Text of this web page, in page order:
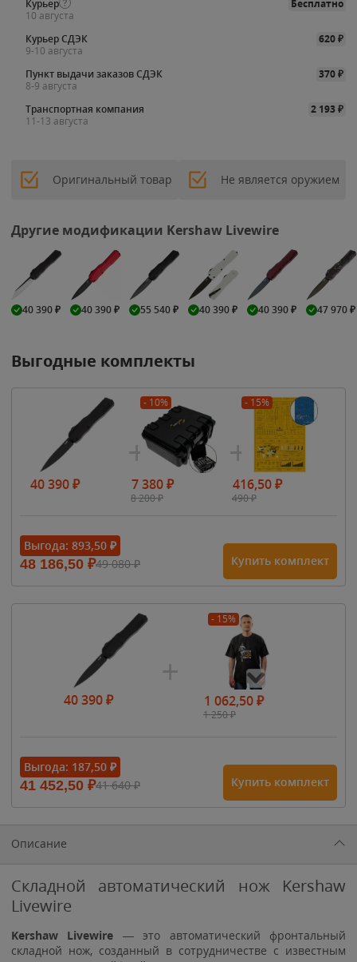
Курьер
Бесплатно
10 августа
Курьер СДЭК
620₽
9-10 августа
Пункт выдачи заказов СДЭК
370₽
8-9 августа
Транспортная компания
2 193₽
11-13 августа
Оригинальный товар Не является оружием
Другие модификации Kershaw Livewire
40 390₽ 40 390₽ 55 540₽ 40 390₽ 40 390₽ 47 970₽
Выгодные комплекты
40 390₽
- 10%
7 380₽
8 200₽
- 15%
416,50₽
490₽
Выгода: 893,50 ₽
48 186,50 ₽49 080₽ Купить комплект
40 390₽
- 15%
1 062,50₽
1 250₽
1 615₽
1 900₽1 900₽
Выгода: 187,50 ₽
41 452,50 ₽41 640₽ Купить комплект
Описание
Складной автоматический нож Kershaw
Livewire
Kershaw Livewire — это автоматический фронтальный
складной нож, созданный в сотрудничестве с известным